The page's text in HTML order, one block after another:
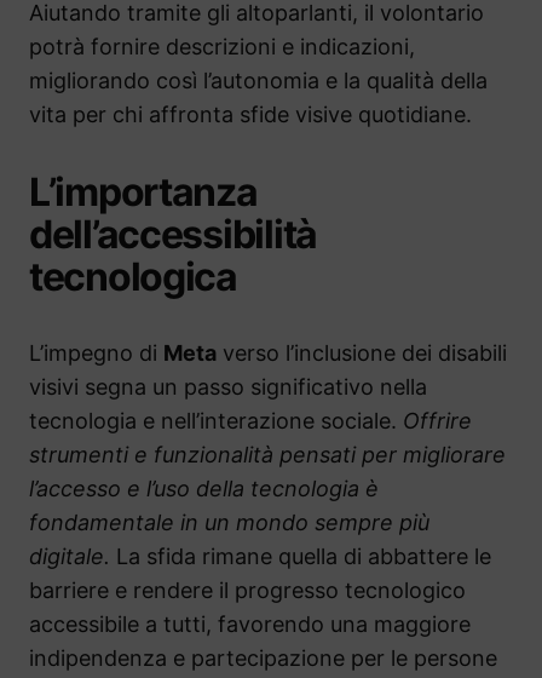
Aiutando tramite gli altoparlanti, il volontario
potrà fornire descrizioni e indicazioni,
migliorando così l’autonomia e la qualità della
vita per chi affronta sfide visive quotidiane.
L’importanza
dell’accessibilità
tecnologica
L’impegno di Meta verso l’inclusione dei disabili
visivi segna un passo significativo nella
tecnologia e nell’interazione sociale. Offrire
strumenti e funzionalità pensati per migliorare
l’accesso e l’uso della tecnologia è
fondamentale in un mondo sempre più
digitale. La sfida rimane quella di abbattere le
barriere e rendere il progresso tecnologico
accessibile a tutti, favorendo una maggiore
indipendenza e partecipazione per le persone